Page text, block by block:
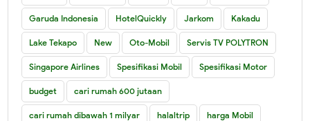
Garuda Indonesia HotelQuickly Jarkom Kakadu
Lake Tekapo New Oto-Mobil Servis TV POLYTRON
Singapore Airlines Spesifikasi Mobil Spesifikasi Motor
budget cari rumah 600 jutaan
cari rumah dibawah 1 milyar halaltrip harga Mobil